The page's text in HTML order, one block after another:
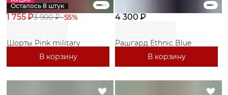
Осталось 8 штук
1 755 ₽3 900 ₽−55%
Шорты Pink military
В корзину
4 300 ₽
Рашгард Ethnic Blue
В корзину